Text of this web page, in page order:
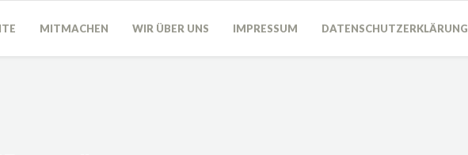
MITMACHEN WIR ÜBER UNS IMPRESSUM DATENSCHUTZERKLÄRUNG